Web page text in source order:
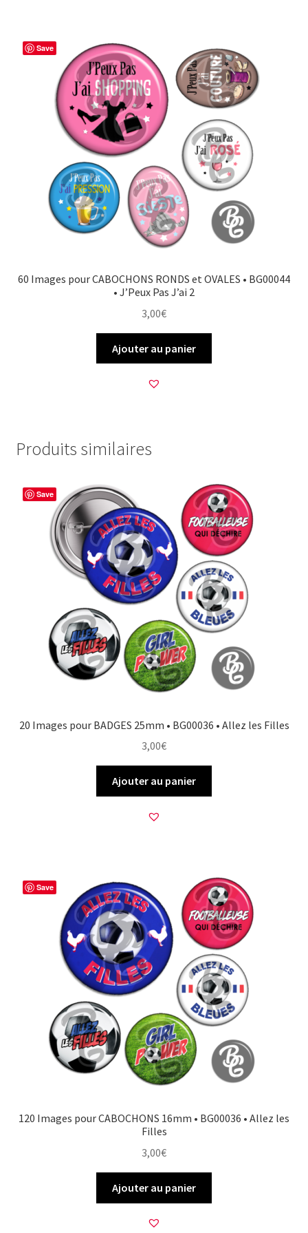
Save
60 Images pour CABOCHONS RONDS et OVALES • BG00044
• J’Peux Pas J’ai 2
3,00€
Ajouter au panier
Produits similaires
Save
20 Images pour BADGES 25mm • BG00036 • Allez les Filles
3,00€
Ajouter au panier
Save
120 Images pour CABOCHONS 16mm • BG00036 • Allez les
Filles
3,00€
Ajouter au panier